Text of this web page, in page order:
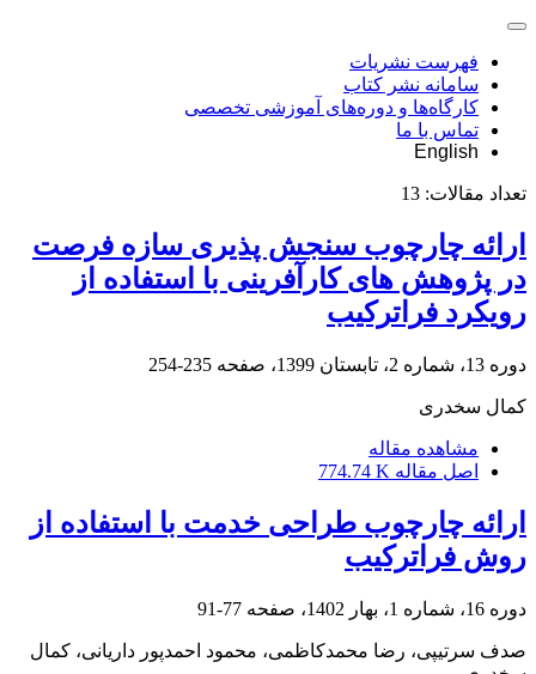
فهرست نشریات
سامانه نشر کتاب
کارگاه‌ها و دوره‌های آموزشی تخصصی
تماس با ما
English
تعداد مقالات: 13
ارائه چارچوب سنجش پذیری سازه فرصت
در پژوهش های کارآفرینی با استفاده از
رویکرد فراترکیب
دوره 13، شماره 2، تابستان 1399، صفحه 235-254
کمال سخدری
مشاهده مقاله
اصل مقاله 774.74 K
ارائه چارچوب طراحی خدمت با استفاده از
روش فراترکیب
دوره 16، شماره 1، بهار 1402، صفحه 77-91
صدف سرتیپی، رضا محمدکاظمی، محمود احمدپور داریانی، کمال